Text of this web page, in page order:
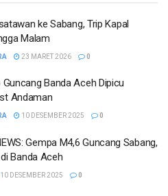
ke Sabang, Trip Kapal
Malam
23 MARET 2026 0
Guncang Banda Aceh Dipicu
Andaman
10 DESEMBER 2025 0
Gempa M4,6 Guncang Sabang,
Banda Aceh
10 DESEMBER 2025 0